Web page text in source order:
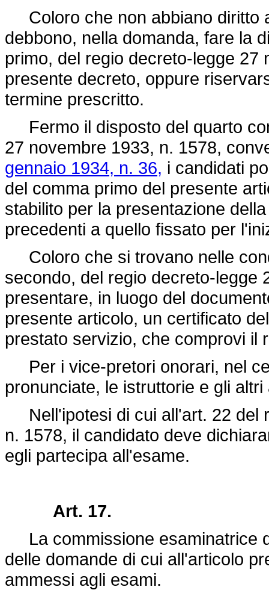
Coloro che non abbiano diritto
debbono, nella domanda, fare la
primo, del regio decreto-legge 27
presente decreto, oppure
termine prescritto.
Fermo il disposto del quarto
27 novembre 1933, n. 1578,
gennaio 1934, n. 36, i candidati
del comma primo del presente
stabilito per la presentazione
precedenti a quello fissato per
Coloro che si trovano nelle
secondo, del regio decreto-legge
presentare, in luogo del
presente articolo, un certificato
prestato servizio, che comprovi il
Per i vice-pretori onorari, nel
pronunciate, le istruttorie e gli altri
Nell'ipotesi di cui all'art. 22 del
n. 1578, il candidato deve
egli partecipa all'esame.
Art. 17.
La commissione esaminatrice
delle domande di cui all'articolo
ammessi agli esami.